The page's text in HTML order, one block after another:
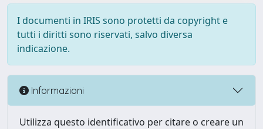
I documenti in IRIS sono protetti da copyright e
tutti i diritti sono riservati, salvo diversa
indicazione.
Informazioni
Utilizza questo identificativo per citare o creare un